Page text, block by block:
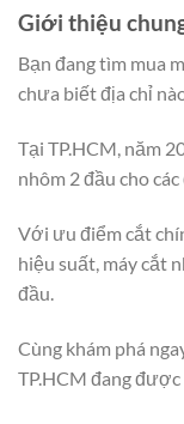
Giới thiệu
Bạn đang tìm mua
chưa biết địa chỉ
Tại TP.HCM, năm
nhôm 2 đầu cho
Với ưu điểm cắt
hiệu suất, máy cắt
đầu.
Cùng khám phá
TP.HCM đang